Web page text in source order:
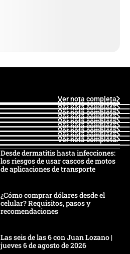
Ver nota completa
Ver nota completa
Ver nota completa
Ver nota completa
Ver nota completa
Ver nota completa
Ver nota completa
Ver nota completa
Ver nota completa
Ver nota completa
Desde dermatitis hasta infecciones:
los riesgos de usar cascos de motos
de aplicaciones de transporte
¿Cómo comprar dólares desde el
celular? Requisitos, pasos y
recomendaciones
Las seis de las 6 con Juan Lozano |
jueves 6 de agosto de 2026